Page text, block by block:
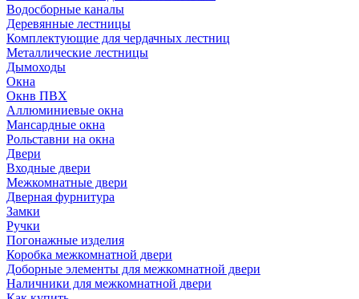
Водосборные каналы
Деревянные лестницы
Комплектующие для чердачных лестниц
Металлические лестницы
Дымоходы
Окна
Окнв ПВХ
Аллюминиевые окна
Мансардные окна
Рольставни на окна
Двери
Входные двери
Межкомнатные двери
Дверная фурнитура
Замки
Ручки
Погонажные изделия
Коробка межкомнатной двери
Доборные элементы для межкомнатной двери
Наличники для межкомнатной двери